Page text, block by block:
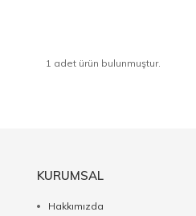
1 adet ürün bulunmuştur.
KURUMSAL
Hakkımızda